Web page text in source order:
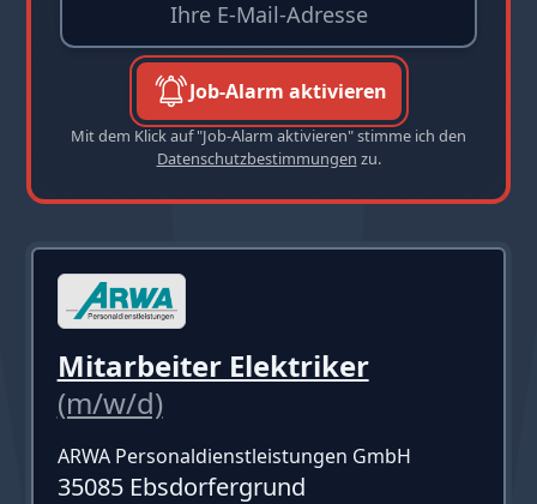
Job-Alarm aktivieren
Mit dem Klick auf "Job-Alarm aktivieren" stimme ich den
Datenschutzbestimmungen zu.
Mitarbeiter Elektriker
(m/w/d)
ARWA Personaldienstleistungen GmbH
35085 Ebsdorfergrund